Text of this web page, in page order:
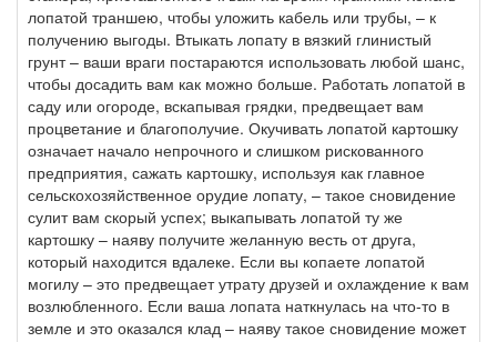
лопатой траншею, чтобы уложить кабель или трубы, – к
получению выгоды. Втыкать лопату в вязкий глинистый
грунт – ваши враги постараются использовать любой шанс,
чтобы досадить вам как можно больше. Работать лопатой в
саду или огороде, вскапывая грядки, предвещает вам
процветание и благополучие. Окучивать лопатой картошку
означает начало непрочного и слишком рискованного
предприятия, сажать картошку, используя как главное
сельскохозяйственное орудие лопату, – такое сновидение
сулит вам скорый успех; выкапывать лопатой ту же
картошку – наяву получите желанную весть от друга,
который находится вдалеке. Если вы копаете лопатой
могилу – это предвещает утрату друзей и охлаждение к вам
возлюбленного. Если ваша лопата наткнулась на что-то в
земле и это оказался клад – наяву такое сновидение может